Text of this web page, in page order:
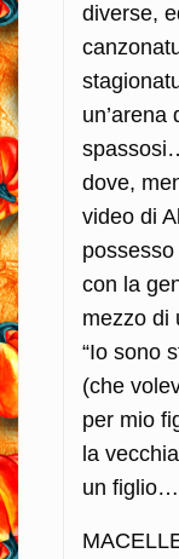
diverse,
un’arena
dove,
video di
con la
mezzo di
“Io sono
(che
per mio
la
un figlio…